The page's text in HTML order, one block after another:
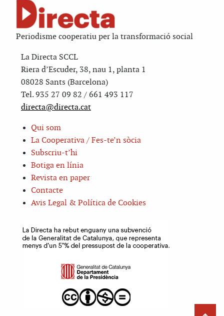
Periodisme cooperatiu per la transformació social
La Directa SCCL
Riera d’Escuder, 38, nau 1, planta 1
08028 Sants (Barcelona)
Tel. 935 27 09 82 / 661 493 117
directa@directa.cat
Qui som
La Cooperativa / Fes-te’n sòcia
Subscriu-t’hi
Botiga en línia
Revista en paper
Contacte
Avis Legal & Política de Cookies